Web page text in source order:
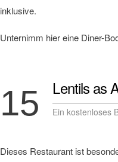
inklusive.
Unternimm hier eine Diner-
15 Lentils as
Ein kostenloses
Dieses Restaurant ist